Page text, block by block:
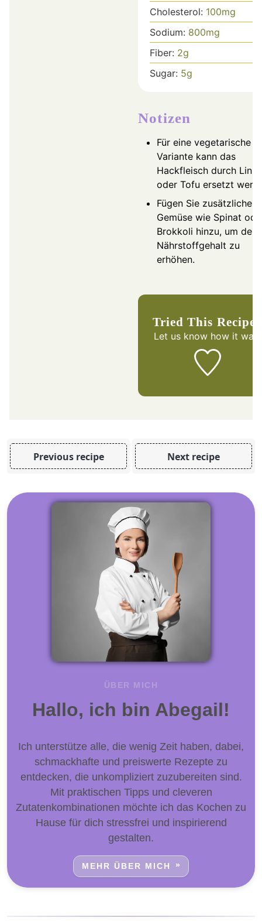
Cholesterol: 100mg
Sodium: 800mg
Fiber: 2g
Sugar: 5g
Notizen
Für eine vegetarische
Variante kann das
Hackfleisch durch
oder Tofu ersetzt
Fügen Sie zusätzliches
Gemüse wie Spinat
Brokkoli hinzu, um den
Nährstoffgehalt zu
erhöhen.
Tried This Recipe?
Let us know how it was!
Previous recipe Next recipe
ÜBER MICH
Hallo, ich bin Abegail!
Ich unterstütze alle, die wenig Zeit haben, dabei,
schmackhafte und preiswerte Rezepte zu
entdecken, die unkompliziert zuzubereiten sind.
Mit praktischen Tipps und cleveren
Zutatenkombinationen möchte ich das Kochen zu
Hause für dich stressfrei und inspirierend
gestalten.
MEHR ÜBER MICH